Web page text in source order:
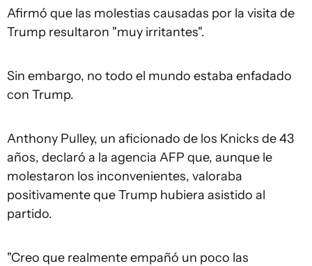
Afirmó que las molestias causadas por la visita de
Trump resultaron "muy irritantes".
Sin embargo, no todo el mundo estaba enfadado
con Trump.
Anthony Pulley, un aficionado de los Knicks de 43
años, declaró a la agencia AFP que, aunque le
molestaron los inconvenientes, valoraba
positivamente que Trump hubiera asistido al
partido.
"Creo que realmente empañó un poco las